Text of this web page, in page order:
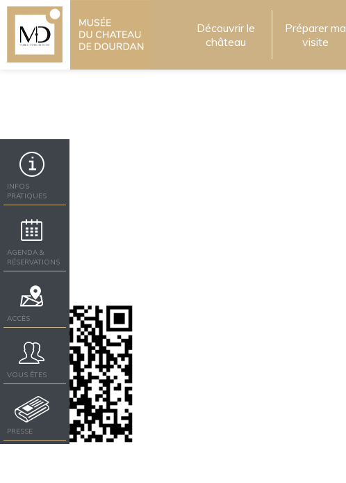
Découvrir le
château
Préparer ma
visite
INFOS
PRATIQUES
AGENDA &
RÉSERVATIONS
ACCÈS
VOUS ÊTES
PRESSE